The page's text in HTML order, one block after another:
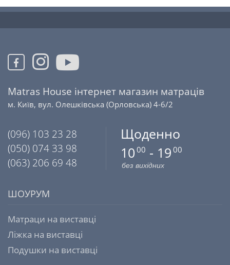
Matras House інтернет магазин матраців
м. Київ, вул. Олешківська (Орловська) 4-6/2
(096) 103 23 28
(050) 074 33 98
(063) 206 69 48
Щоденно
10 00 - 19 00
без вихідних
ШОУРУМ
Матраци на виставці
Ліжка на виставці
Подушки на виставці